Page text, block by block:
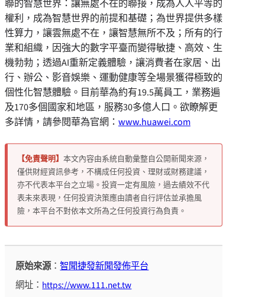
聯的智慧世界：讓無處不在的聯接，成為人人平等的
權利，成為智慧世界的前提和基礎；為世界提供多樣
性算力，讓雲無處不在，讓智慧無所不及；所有的行
業和組織，因強大的數字平臺而變得敏捷、高效、生
機勃勃；透過AI重新定義體驗，讓消費者在家居、出
行、辦公、影音娛樂、運動健康等全場景獲得極致的
個性化智慧體驗。目前華為約有19.5萬員工，業務遍
及170多個國家和地區，服務30多億人口。欲瞭解更
多詳情，請參閱華為官網： www.huawei.com
【免責聲明】 本文內容由系統自動彙整自公開新聞來源，
僅供財經資訊參考，不構成任何投資、理財或財務建議，
亦不代表本平台之立場。投資一定有風險，過去績效不代
表未來表現，任何投資決策應由讀者自行評估並承擔風
險，本平台不對依本文所為之任何投資行為負責。
原始來源：智聞捷發新聞發佈平台
網址： https://www.111.net.tw